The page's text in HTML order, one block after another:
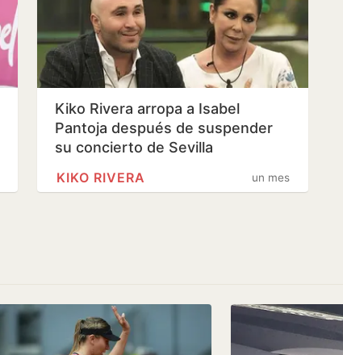
Kiko Rivera arropa a Isabel
Pantoja después de suspender
su concierto de Sevilla
un mes
KIKO RIVERA